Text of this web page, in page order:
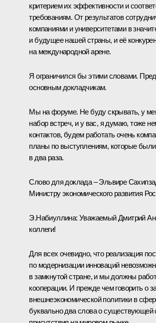
критерием их эффективности и
требованиям. От результатов
компаниями и университетами в
и будущее нашей страны, и её
на международной арене.
Я ограничился бы этими словами.
основным докладчикам.
Мы на форуме. Не буду скрывать, у
набор встреч, и у вас, я думаю, тоже
контактов, будем работать очень
планы по выступлениям, которые
в два раза.
Слово для доклада – Эльвире
Министру экономического развития
Э.Набиуллина: Уважаемый Дмитрий
коллеги!
Для всех очевидно, что реализация
по модернизации инноваций
в замкнутой стране, и мы должны
кооперации. И прежде чем говорить о
внешнеэкономической политики в
буквально два слова о существующей